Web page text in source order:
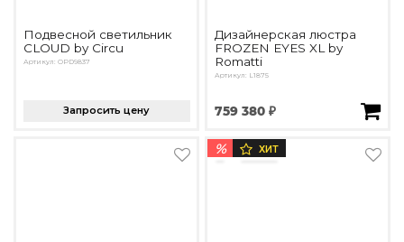
Подвесной светильник
CLOUD by Circu
Артикул: OPD9837
Запросить цену
Дизайнерская люстра
FROZEN EYES XL by
Romatti
Артикул: L1875
759 380 ₽
% ХИТ